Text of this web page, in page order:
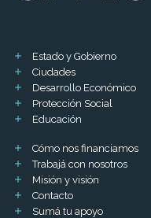
Estado y Gobierno
Ciudades
Desarrollo Económico
Protección Social
Educación
Cómo nos financiamos
Trabajá con nosotros
Misión y visión
Contacto
Sumá tu apoyo